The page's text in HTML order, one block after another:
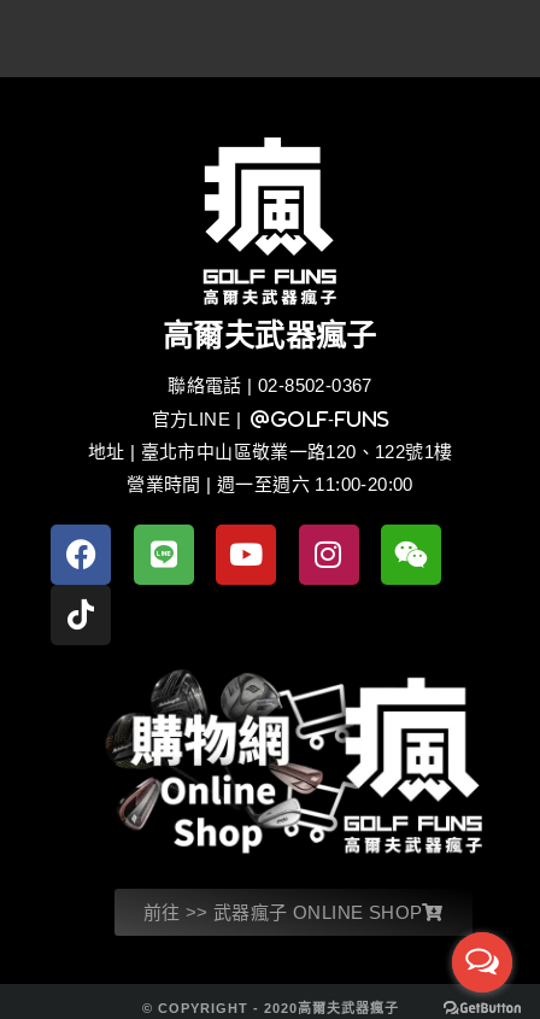
高爾夫武器瘋子
聯絡電話 | 02-8502-0367
官方LINE | @golf-funs
地址 | 臺北市中山區敬業一路120、122號1樓
營業時間 | 週一至週六 11:00-20:00
前往 >> 武器瘋子 ONLINE SHOP
© COPYRIGHT - 2020高爾夫武器瘋子